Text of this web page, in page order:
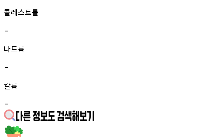
콜레스트롤
-
나트륨
-
칼륨
-